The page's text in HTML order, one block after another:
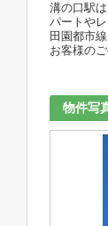
溝の口駅
パートや
田園都市
お客様の
物件写